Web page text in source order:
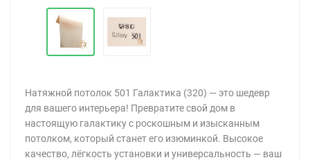
Натяжной потолок 501 Галактика (320) — это шедевр
для вашего интерьера! Превратите свой дом в
настоящую галактику с роскошным и изысканным
потолком, который станет его изюминкой. Высокое
качество, лёгкость установки и универсальность — ваш